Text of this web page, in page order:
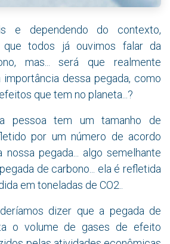
e dependendo do contexto,
que todos já ouvimos falar da
mas... será que realmente
dessa pegada, como
que tem no planeta...?
pessoa tem um tamanho de
por um número de acordo
pegada... algo semelhante
de carbono... ela é refletida
em toneladas de CO2..
dizer que a pegada de
o volume de gases de efeito